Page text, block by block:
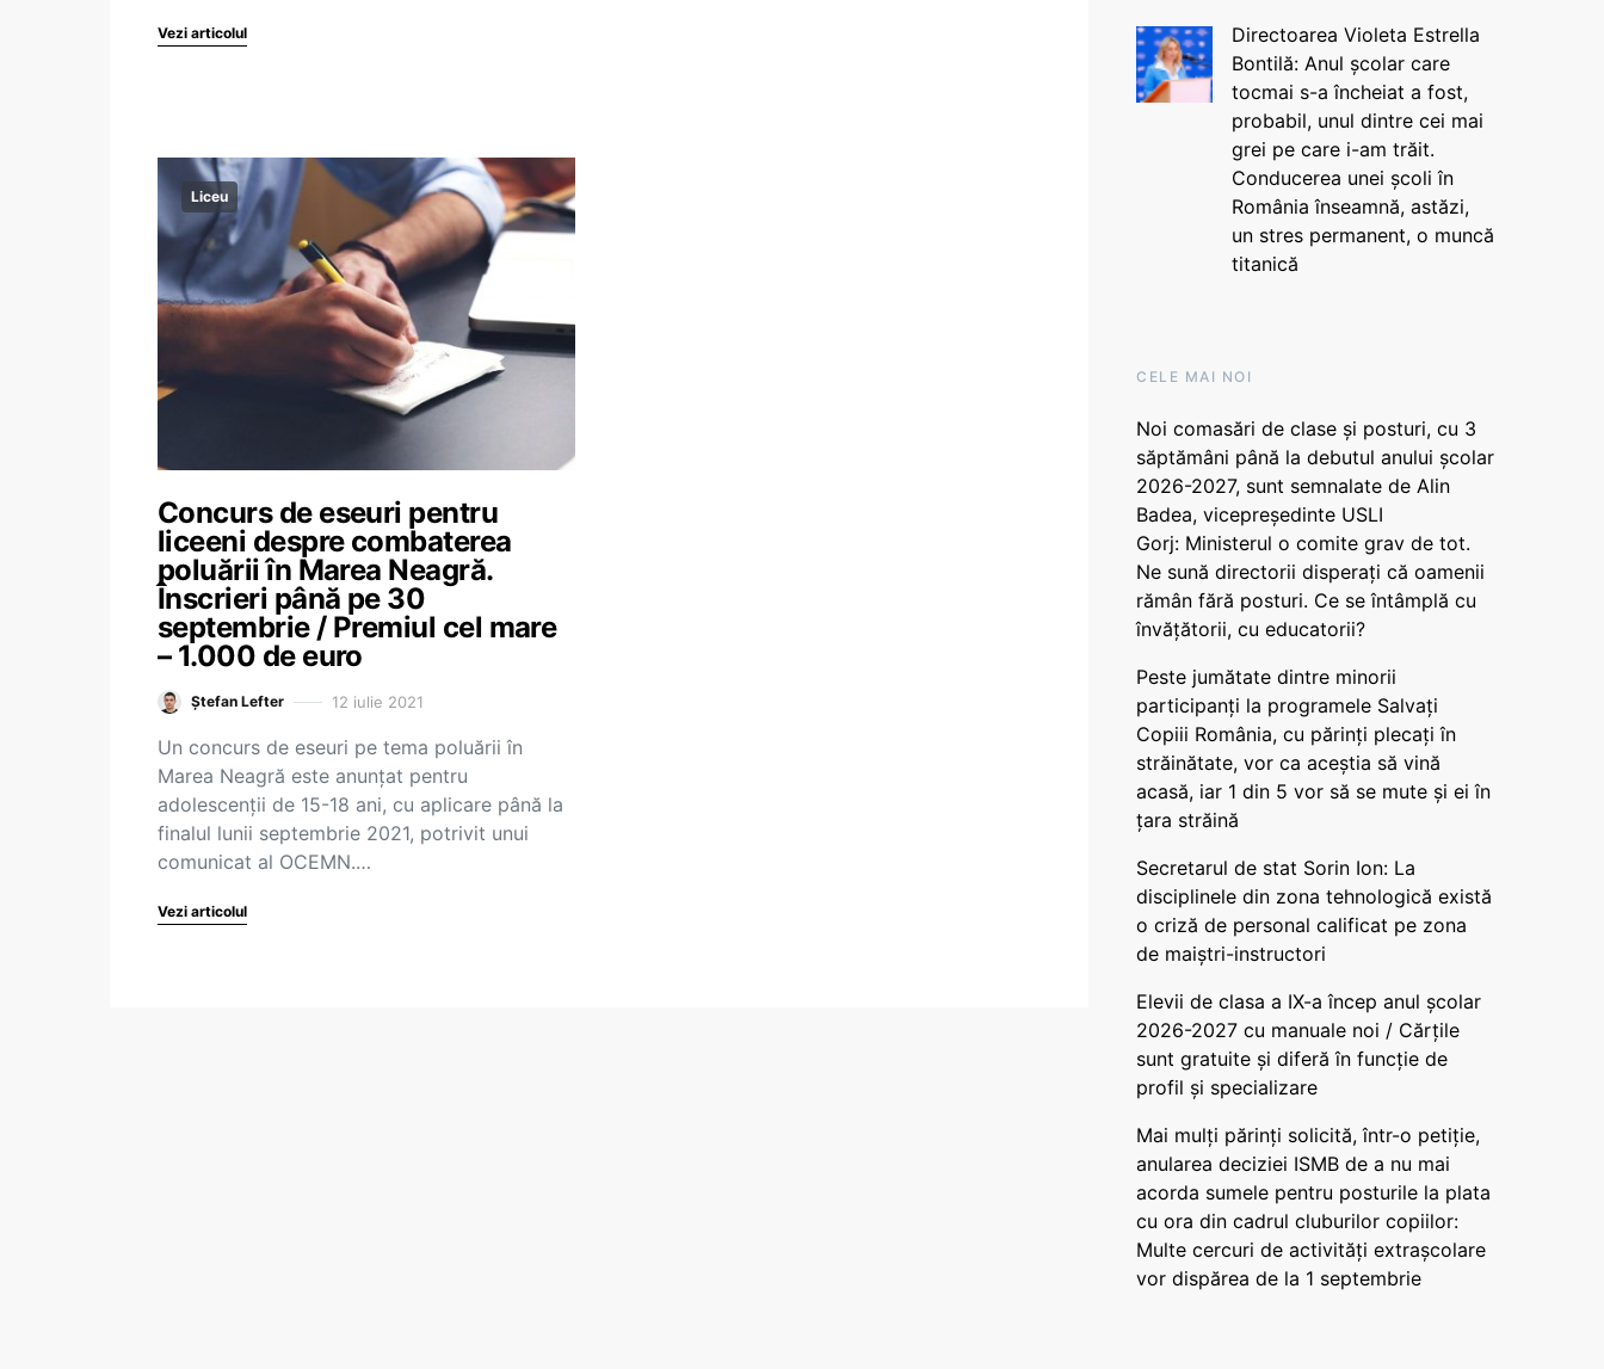
Vezi articolul
Liceu
Concurs de eseuri pentru
liceeni despre combaterea
poluării în Marea Neagră.
Înscrieri până pe 30
septembrie / Premiul cel mare
– 1.000 de euro
Ștefan Lefter 12 iulie 2021
Un concurs de eseuri pe tema poluării în
Marea Neagră este anunțat pentru
adolescenții de 15-18 ani, cu aplicare până la
finalul lunii septembrie 2021, potrivit unui
comunicat al OCEMN.…
Vezi articolul
Directoarea Violeta Estrella
Bontilă: Anul școlar care
tocmai s-a încheiat a fost,
probabil, unul dintre cei mai
grei pe care i-am trăit.
Conducerea unei școli în
România înseamnă, astăzi,
un stres permanent, o muncă
titanică
CELE MAI NOI
Noi comasări de clase și posturi, cu 3
săptămâni până la debutul anului școlar
2026-2027, sunt semnalate de Alin
Badea, vicepreședinte USLI
Gorj: Ministerul o comite grav de tot.
Ne sună directorii disperați că oamenii
rămân fără posturi. Ce se întâmplă cu
învățătorii, cu educatorii?
Peste jumătate dintre minorii
participanți la programele Salvați
Copiii România, cu părinți plecați în
străinătate, vor ca aceștia să vină
acasă, iar 1 din 5 vor să se mute și ei în
țara străină
Secretarul de stat Sorin Ion: La
disciplinele din zona tehnologică există
o criză de personal calificat pe zona
de maiștri-instructori
Elevii de clasa a IX-a încep anul școlar
2026-2027 cu manuale noi / Cărțile
sunt gratuite și diferă în funcție de
profil și specializare
Mai mulți părinți solicită, într-o petiție,
anularea deciziei ISMB de a nu mai
acorda sumele pentru posturile la plata
cu ora din cadrul cluburilor copiilor:
Multe cercuri de activități extrașcolare
vor dispărea de la 1 septembrie